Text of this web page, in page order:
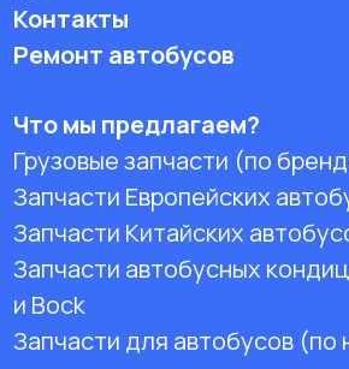
Контакты
Ремонт автобусов
Что мы предлагаем?
Грузовые запчасти (по
Запчасти Европейских
Запчасти Китайских
Запчасти автобусных
и Bock
Запчасти для автобусов (по